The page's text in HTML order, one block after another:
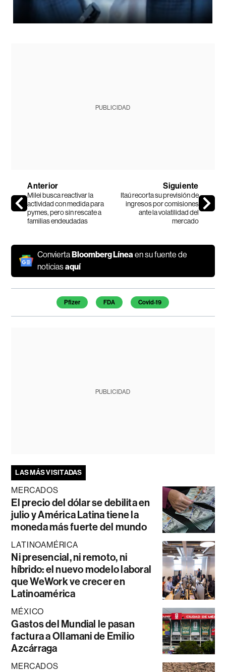
PUBLICIDAD
Anterior
Milei busca reactivar la
actividad con medida para
pymes, pero sin rescate a
familias endeudadas
Siguiente
Itaú recorta su previsión de
ingresos por comisiones
ante la volatilidad del
mercado
ConviertaBloomberg Línea en su fuente de
noticiasaquí
Temas de este artículo
Pfizer FDA Covid-19
PUBLICIDAD
LAS MÁS VISITADAS
MERCADOS
El precio del dólar se debilita en
julio y América Latina tiene la
moneda más fuerte del mundo
LATINOAMÉRICA
Ni presencial, ni remoto, ni
híbrido: el nuevo modelo laboral
que WeWork ve crecer en
Latinoamérica
MÉXICO
Gastos del Mundial le pasan
factura a Ollamani de Emilio
Azcárraga
MERCADOS